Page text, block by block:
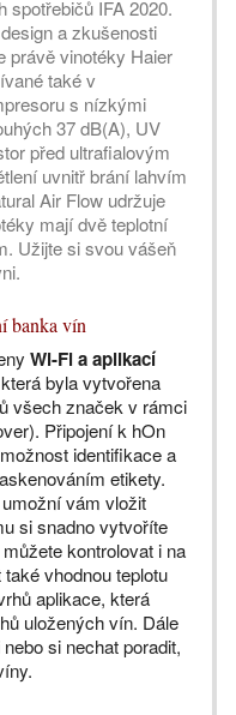
spotřebičů IFA 2020.
a zkušenosti
právě vinotéky Haier
také v
s nízkými
37 dB(A), UV
před ultrafialovým
uvnitř brání lahvím
Air Flow udržuje
mají dvě teplotní
Užijte si svou vášeň
banka vín
Wi-Fi a aplikací
byla vytvořena
všech značek v rámci
Připojení k hOn
identifikace a
etikety.
vám vložit
si snadno vytvoříte
kontrolovat i na
vhodnou teplotu
aplikace, která
uložených vín. Dále
si nechat poradit,